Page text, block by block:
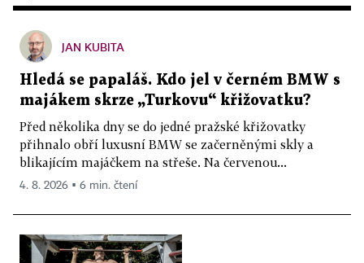
JAN KUBITA
Hledá se papaláš. Kdo jel v černém BMW s
majákem skrze „Turkovu“ křižovatku?
Před několika dny se do jedné pražské křižovatky
přihnalo obří luxusní BMW se začerněnými skly a
blikajícím majáčkem na střeše. Na červenou...
4. 8. 2026 ▪ 6 min. čtení